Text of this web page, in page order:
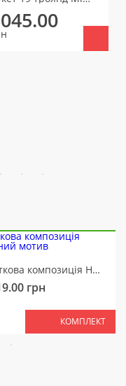
Квіткова композиція Ніжний мотив
грн
КОМПЛЕКТ